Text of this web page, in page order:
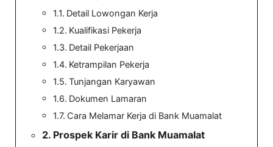
Detail Lowongan Kerja
Kualifikasi Pekerja
Detail Pekerjaan
Ketrampilan Pekerja
Tunjangan Karyawan
Dokumen Lamaran
Cara Melamar Kerja di Bank Muamalat
Prospek Karir di Bank Muamalat